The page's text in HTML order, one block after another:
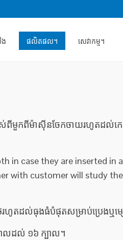
ផលិតផល។ សេវាកម្ម។
ស់ពីមួកពីម៉ាស៊ីនចែកចាយរហូតដល់
in case they are inserted in
with customer will study
ថរហូតដល់ធុងធំបំផុតសម្រាប់ប្រេងឬម្
ាលដល់ ១៦ ក្បាល។